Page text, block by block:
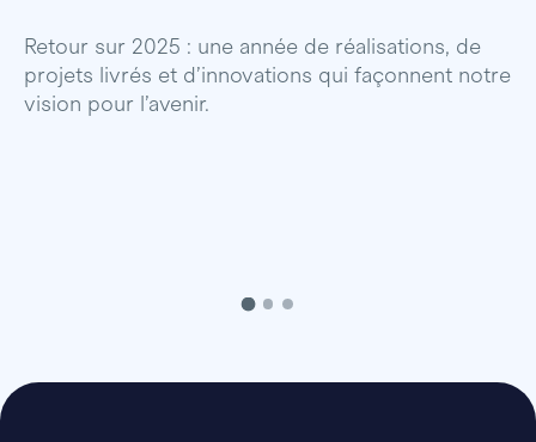
Retour sur 2025 : une année de réalisations, de
projets livrés et d’innovations qui façonnent notre
vision pour l’avenir.